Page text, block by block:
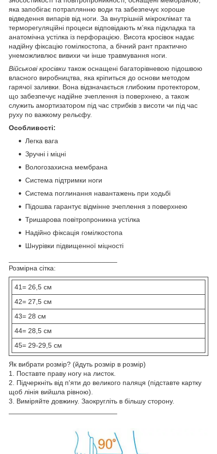
яка запобігає потраплянню води та забезпечує хороше
відведення випарів від ноги. За внутрішній мікроклімат та
терморегуляційні процеси відповідають м’яка підкладка та
анатомічна устілка із перфорацією. Висота кросівок надає
надійну фіксацію гомілкостопа, а бічний рант практично
унеможливлює вивихи чи інше травмування ноги.
Військові кросівки також оснащені багаторівневою підошвою
власного виробництва, яка кріпиться до основи методом
гарячої заливки. Вона відзначається глибоким протектором,
що забезпечує надійне зчеплення із поверхнею, а також
служить амортизатором під час стрибків з висоти чи під час
руху по важкому рельєфу.
Особливості:
Легка вага
Зручні і міцні
Вологозахисна мембрана
Система підтримки ноги
Система поглинання навантажень при ходьбі
Підошва гарантує відмінне зчеплення з поверхнею
Тришарова повітропроникна устілка
Надійно фіксація гомілкостопа
Шнурівки підвищенної міцності
Розмірна сітка:
41= 26,5 см
42= 27,5 см
43= 28 см
44= 28,5 см
45= 29-29,5 см
Як вибрати розмір? (йдуть розмір в розмір)
1. Поставте праву ногу на листок.
2. Підчеркніть від п'яти до великого паляця (підставте картку
щоб лінія вийшла рівною).
3. Виміряйте довжину. Заокругліть в більшу сторону.